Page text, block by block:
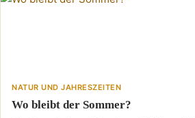
NATUR UND JAHRESZEITEN
Wo bleibt der Sommer?